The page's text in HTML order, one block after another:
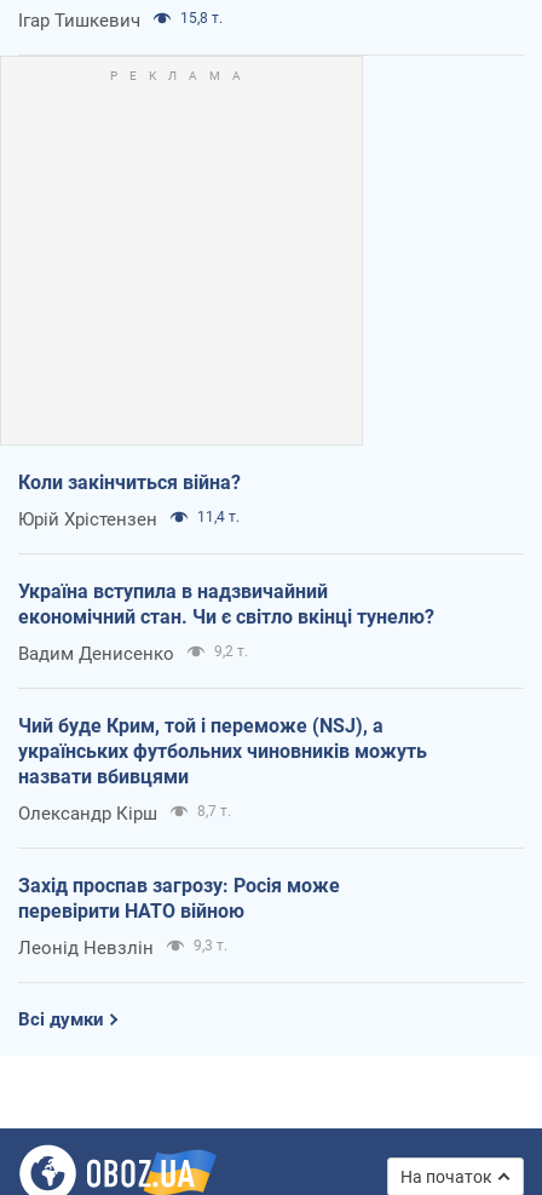
Ігар Тишкевич 15,8 т.
Коли закінчиться війна?
Юрій Хрістензен 11,4 т.
Україна вступила в надзвичайний
економічний стан. Чи є світло вкінці тунелю?
Вадим Денисенко 9,2 т.
Чий буде Крим, той і переможе (NSJ), а
українських футбольних чиновників можуть
назвати вбивцями
Олександр Кірш 8,7 т.
Захід проспав загрозу: Росія може
перевірити НАТО війною
Леонід Невзлін 9,3 т.
Всі думки
На початок